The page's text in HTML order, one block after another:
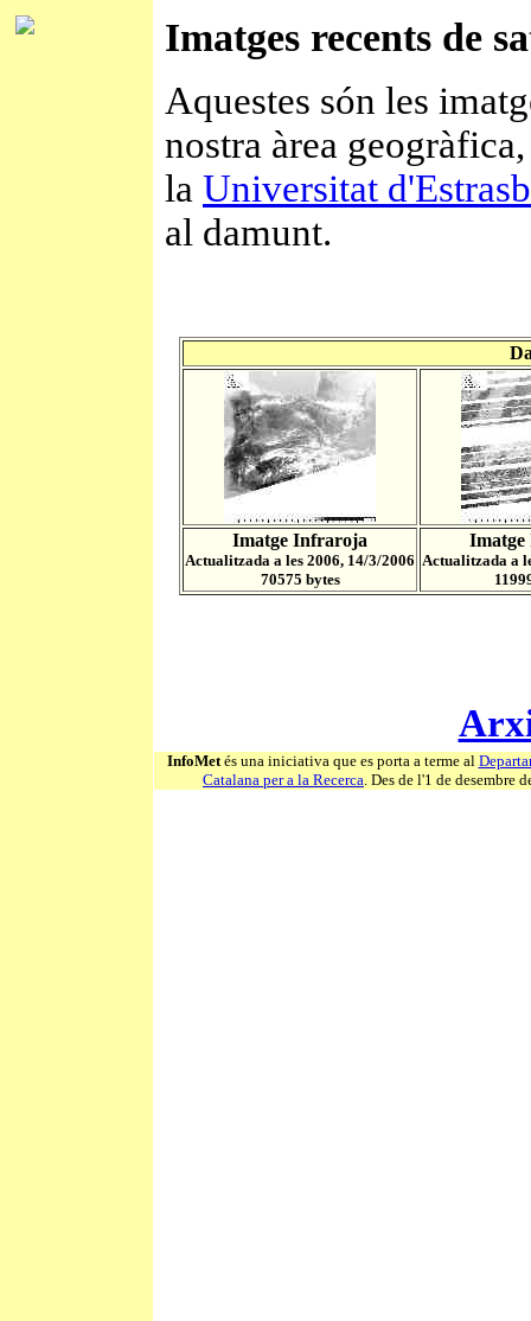
Imatges recents de
Aquestes són les
nostra àrea
la Universitat
al damunt.
Imatge Infraroja
Actualitzada a les 2006, 14/3/2006
70575 bytes
Actualitzada a
InfoMetés una iniciativa que es porta a terme al
Catalana per a la Recerca. Des de l'1 de desembre